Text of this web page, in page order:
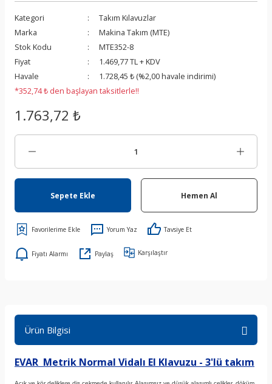
Kategori
Takım Kılavuzlar
Marka
Makina Takım (MTE)
Stok Kodu
MTE352-8
Fiyat
1.469,77 TL + KDV
Havale
1.728,45 ₺ (%2,00 havale indirimi)
*352,74 ₺ den başlayan taksitlerle!!
1.763,72 ₺
Sepete Ekle Hemen Al
Yorum Yaz Tavsiye Et
Fiyatı Alarmı Paylaş Karşılaştır
Ürün Bilgisi
EVAR Metrik Normal Vidalı El Klavuzu - 3'lü takım